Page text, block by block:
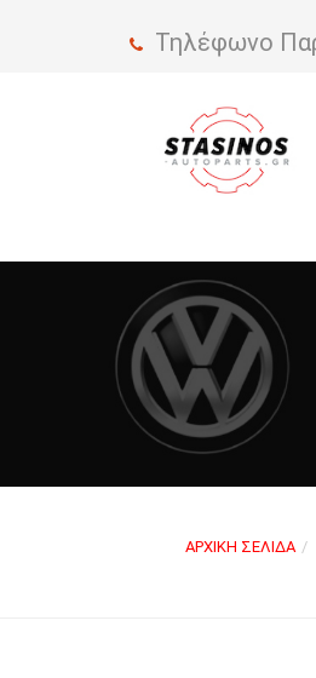
Τηλέφωνο
ΑΡΧΙΚΉ ΣΕΛΊΔΑ